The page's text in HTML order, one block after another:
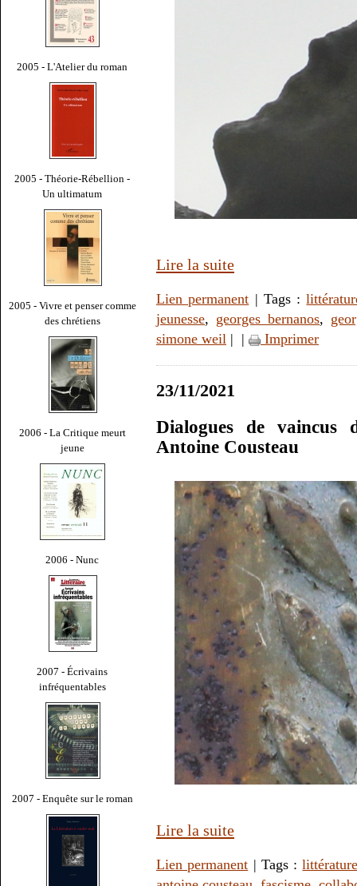
2005 - L'Atelier du roman
2005 - Théorie-Rébellion -
Un ultimatum
2005 - Vivre et penser comme
des chrétiens
2006 - La Critique meurt
jeune
2006 - Nunc
2007 - Écrivains
infréquentables
2007 - Enquête sur le roman
Lire la suite
Lien permanent | Tags :
jeunesse, georges bernanos,
simone weil | | Imprimer
23/11/2021
Dialogues de vaincus
Antoine Cousteau
Lire la suite
Lien permanent | Tags :